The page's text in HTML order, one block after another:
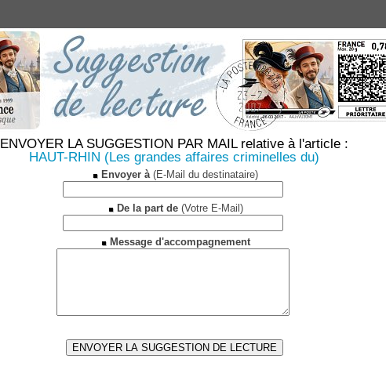
ENVOYER LA SUGGESTION PAR MAIL relative à l'article :
HAUT-RHIN (Les grandes affaires criminelles du)
Envoyer à(E-Mail du destinataire)
De la part de(Votre E-Mail)
Message d'accompagnement